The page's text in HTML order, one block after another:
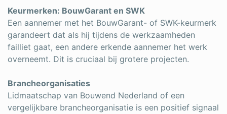
Keurmerken: BouwGarant en SWK
Een aannemer met het BouwGarant- of SWK-keurmerk
garandeert dat als hij tijdens de werkzaamheden
failliet gaat, een andere erkende aannemer het werk
overneemt. Dit is cruciaal bij grotere projecten.
Brancheorganisaties
Lidmaatschap van Bouwend Nederland of een
vergelijkbare brancheorganisatie is een positief signaal